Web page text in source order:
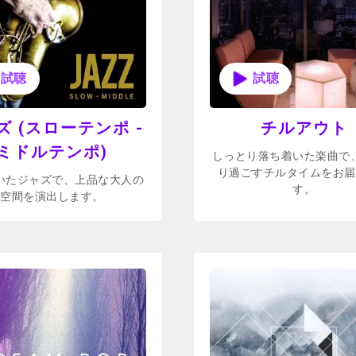
(スローテンポ -
ドルテンポ)
たジャズで、上品な大人の
空間を演出します。
チルアウト
しっとり落ち着いた楽曲で
り過ごすチルタイムをお
す。